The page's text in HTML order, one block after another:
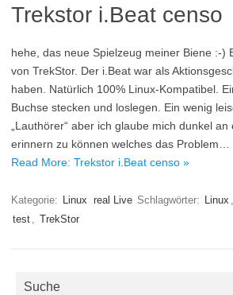
Trekstor i.Beat censo
hehe, das neue Spielzeug meiner Biene :-)
von TrekStor. Der i.Beat war als
haben. Natürlich 100% Linux-Kompatibel.
Buchse stecken und loslegen. Ein wenig
„Lauthörer“ aber ich glaube mich dunkel
erinnern zu können welches das Problem…
Read More: Trekstor i.Beat censo »
Kategorie: Linux real Live Schlagwörter: Linux ,
test , TrekStor
Suche